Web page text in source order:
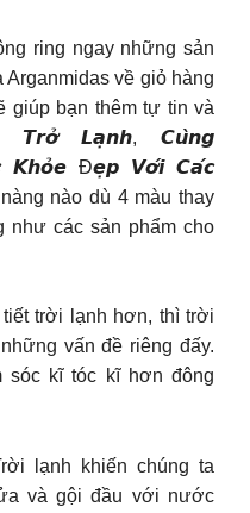
ring ngay những sản
Arganmidas về giỏ hàng
giúp bạn thêm tự tin và
𝙏𝙧𝙤̛̉ 𝙇𝙖̣𝙣𝙝, 𝘾𝙪̀𝙣𝙜
𝙆𝙝𝙤̉𝙚 Đ𝙚̣𝙥 𝙑𝙤̛́𝙞 𝘾𝙖́𝙘
nào dù 4 màu thay
như các sản phẩm cho
trời lạnh hơn, thì trời
vấn đề riêng đấy.
sóc kĩ tóc kĩ hơn đông
lạnh khiến chúng ta
và gội đầu với nước